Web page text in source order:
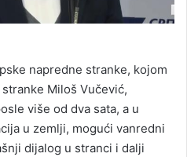
napredne stranke, kojom
Miloš Vučević,
više od dva sata, a u
u zemlji, mogući vanredni
dijalog u stranci i dalji